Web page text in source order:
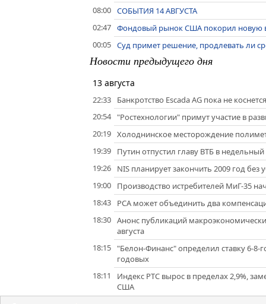
08:00 СОБЫТИЯ 14 АВГУСТА
02:47 Фондовый рынок США покорил новую
00:05 Суд примет решение, продлевать ли
Новости предыдущего дня
13 августа
22:33
Банкротство Escada AG пока не
20:54
"Ростехнологии" примут участие в
20:19 Холоднинское месторождение
19:39
Путин отпустил главу ВТБ в недельный
19:26
NIS планирует закончить 2009 год без
19:00
Производство истребителей МиГ-35
18:43
РСА может объединить два
18:30 Анонс публикаций
августа
18:15
"Белон-Финанс" определил ставку 6-8-
годовых
18:11
Индекс РТС вырос в пределах 2,9%,
США